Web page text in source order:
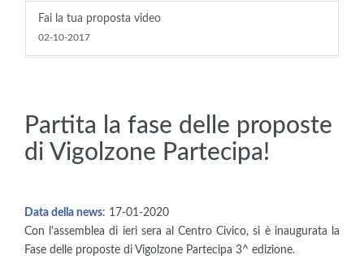
Fai la tua proposta video
02-10-2017
Partita la fase delle proposte
di Vigolzone Partecipa!
Data della news: 17-01-2020
Con l'assemblea di ieri sera al Centro Civico, si è inaugurata la
Fase delle proposte di Vigolzone Partecipa 3^ edizione.